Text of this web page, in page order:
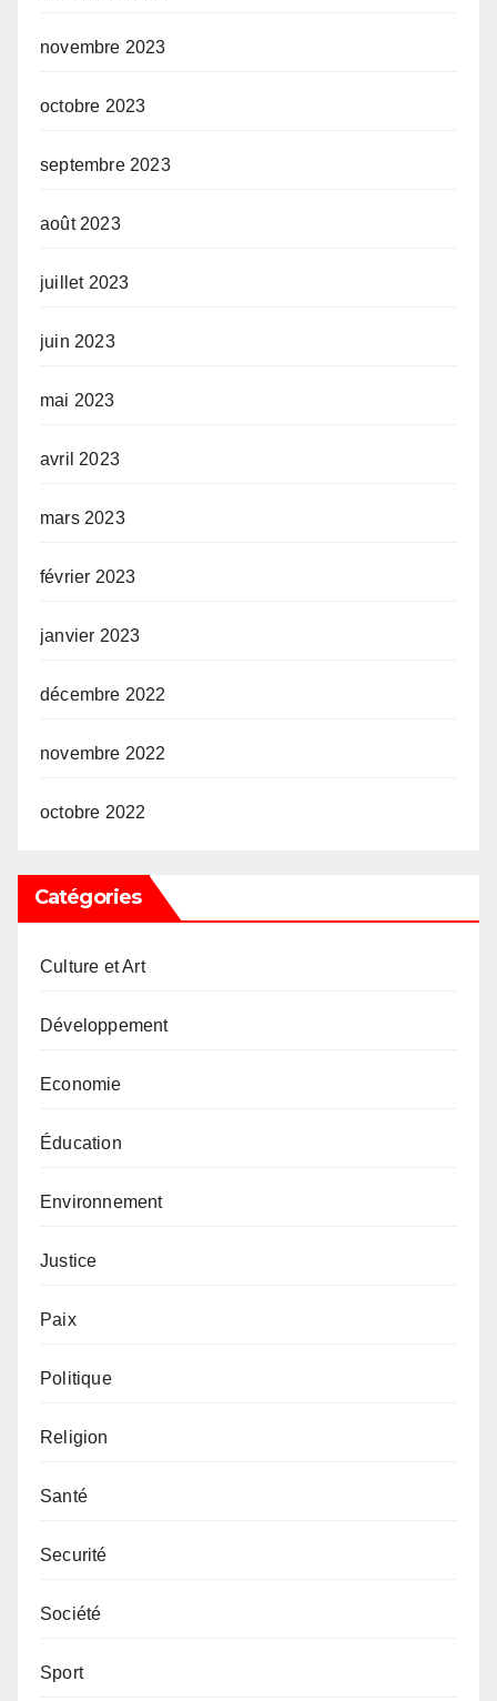
novembre 2023
octobre 2023
septembre 2023
août 2023
juillet 2023
juin 2023
mai 2023
avril 2023
mars 2023
février 2023
janvier 2023
décembre 2022
novembre 2022
octobre 2022
Catégories
Culture et Art
Développement
Economie
Éducation
Environnement
Justice
Paix
Politique
Religion
Santé
Securité
Société
Sport